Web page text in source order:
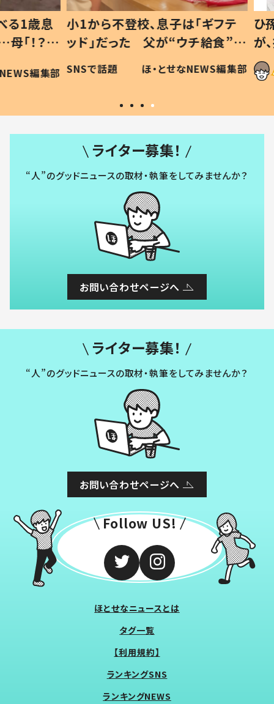
歳息
？」
編集部
小1から不登校、息子は「ギフテ
ッド」だった 父が“ウチ給食”を
作り続ける理由とは #令和の親
#令和の子
SNSで話題 ほ・とせなNEWS編集部
ひ孫
が、
「涙
い」
ライター募集！
“人”のグッドニュースの取材・執筆をしてみませんか？
お問い合わせページへ
ライター募集！
“人”のグッドニュースの取材・執筆をしてみませんか？
お問い合わせページへ
Follow US!
ほとせなニュースとは
タグ一覧
【利用規約】
ランキングSNS
ランキングNEWS